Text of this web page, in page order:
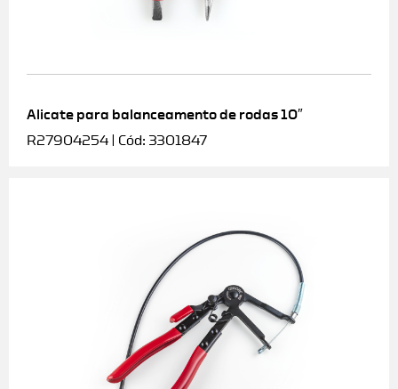
Alicate para balanceamento de rodas 10″
R27904254 | Cód: 3301847